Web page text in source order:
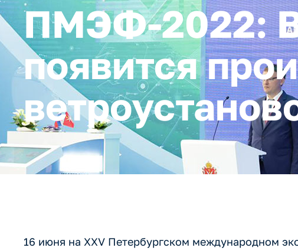
ПМЭФ-2022: В
появится
16 июня на XXV Петербургском международном